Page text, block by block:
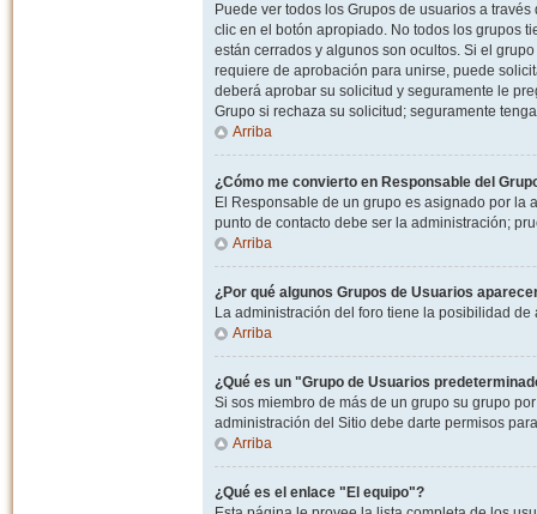
Puede ver todos los Grupos de usuarios a
clic en el botón apropiado. No todos los grupos
están cerrados y algunos son ocultos. Si el
requiere de aprobación para unirse, puede
deberá aprobar su solicitud y seguramente le
Grupo si rechaza su solicitud; seguramente
Arriba
¿Cómo me convierto en Responsable del
El Responsable de un grupo es asignado por la
punto de contacto debe ser la administración;
Arriba
¿Por qué algunos Grupos de Usuarios
La administración del foro tiene la posibilidad
Arriba
¿Qué es un "Grupo de Usuarios
Si sos miembro de más de un grupo su grupo
administración del Sitio debe darte permisos
Arriba
¿Qué es el enlace "El equipo"?